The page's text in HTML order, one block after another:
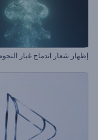
إظهار شعار اندماج غبار